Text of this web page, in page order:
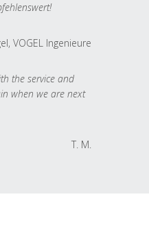
VOGEL Ingenieure
the service and
when we are next
T. M.